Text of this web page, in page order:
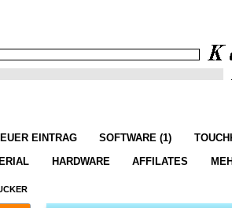
EINTRAG SOFTWARE (1)
HARDWARE AFFILATES